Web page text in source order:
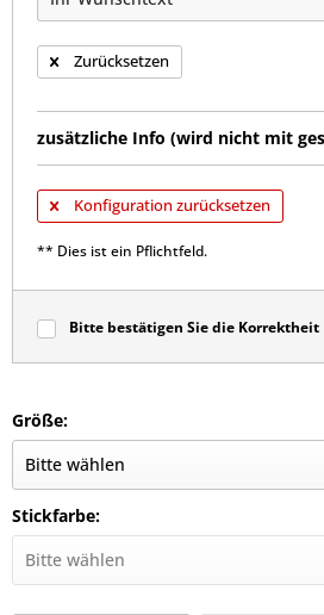
Zurücksetzen
zusätzliche Info (wird nicht mit
Konfiguration zurücksetzen
** Dies ist ein Pflichtfeld.
Bitte bestätigen Sie die Korrektheit
Größe:
Stickfarbe: